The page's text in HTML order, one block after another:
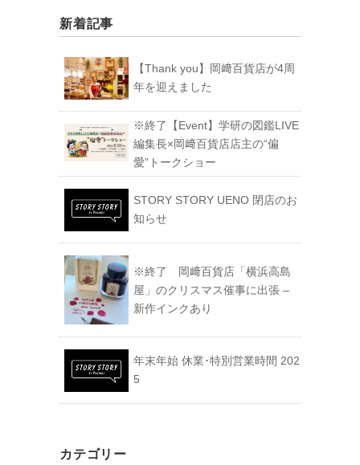
新着記事
【Thank you】岡﨑百貨店が4周
年を迎えました
※終了【Event】学研の図鑑LIVE
編集長×岡﨑百貨店店主の“偏
愛”トークショー
STORY STORY UENO 閉店のお
知らせ
※終了 岡﨑百貨店「横浜高島
屋」のクリスマス催事に出張 –
新作インクあり
年末年始 休業･特別営業時間 202
5
カテゴリー